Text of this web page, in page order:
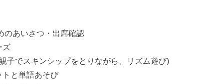
あいさつ・出席確認
ズ
子でスキンシップをとりながら、リズム遊び)
と単語あそび